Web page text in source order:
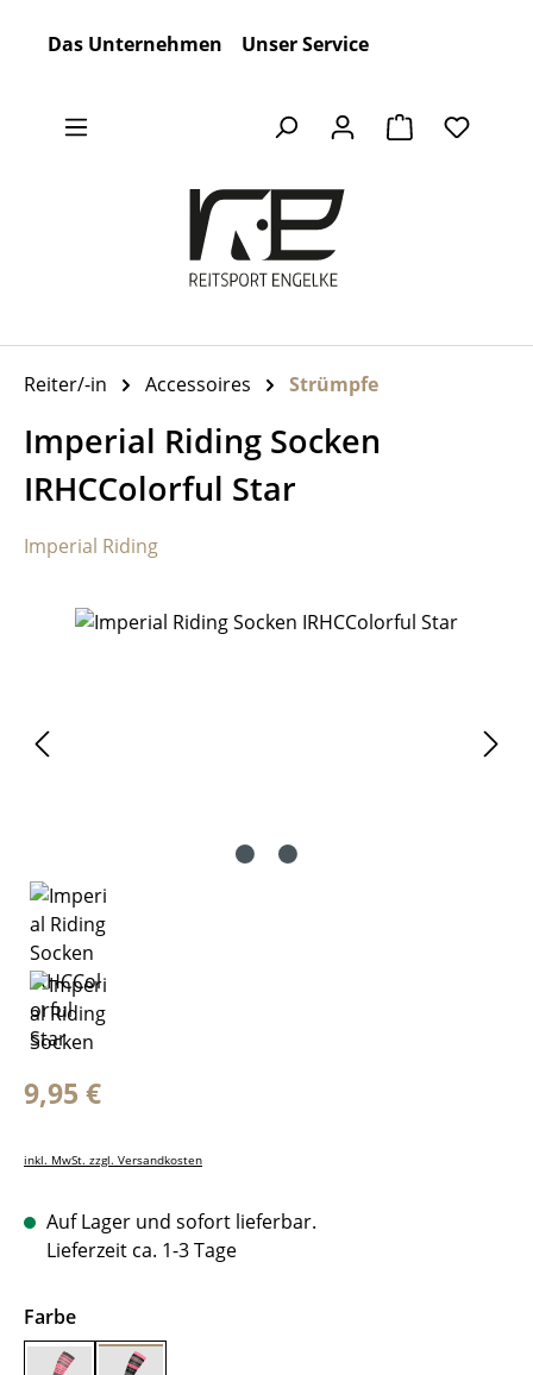
Das Unternehmen Unser Service
Warenkorb
Reiter/-in Accessoires Strümpfe
Imperial Riding Socken
IRHCColorful Star
Imperial Riding
Bildergalerie überspringen
Regulärer Preis:
9,95 €
inkl. MwSt. zzgl. Versandkosten
Auf Lager und sofort lieferbar.
Lieferzeit ca. 1-3 Tage
Farbeauswählen